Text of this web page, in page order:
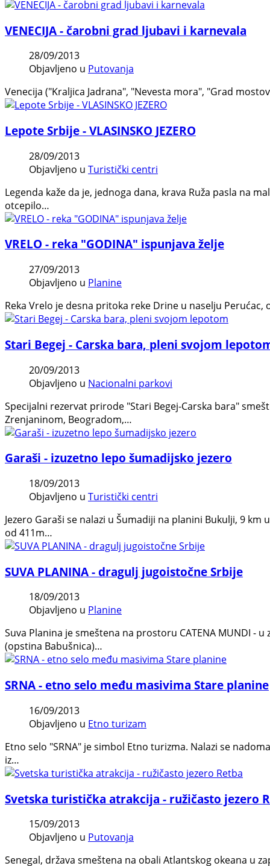
VENECIJA - čarobni grad ljubavi i karnevala
28/09/2013
Objavljeno u Putovanja
Venecija ("Kraljica Jadrana", "Nevesta mora", "Grad
Lepote Srbije - VLASINSKO JEZERO
28/09/2013
Objavljeno u Turistički centri
Legenda kaže da je, jednoga dana, krava Ruža pasla na
otcepilo…
VRELO - reka "GODINA" ispunjava želje
27/09/2013
Objavljeno u Planine
Reka Vrelo je desna pritoka reke Drine u naselju
Stari Begej - Carska bara, pleni svojom
20/09/2013
Objavljeno u Nacionalni parkovi
Specijalni rezervat prirode "Stari Begej-Carska bara"
Zrenjaninom, Beogradom,…
Garaši - izuzetno lepo šumadijsko jezero
18/09/2013
Objavljeno u Turistički centri
Jezero Garaši se nalazi u Šumadiji na planini Bukulji, 9
od 411m…
SUVA PLANINA - dragulj jugoistočne Srbije
18/09/2013
Objavljeno u Planine
Suva Planina je smeštena na prostoru CATENA MUNDI -
(opstina Babušnica)…
SRNA - etno selo među masivima Stare planine
16/09/2013
Objavljeno u Etno turizam
Etno selo "SRNA" je simbol Etno turizma. Nalazi se
iz…
Svetska turistička atrakcija - ružičasto jezero
15/09/2013
Objavljeno u Putovanja
Senegal, država smeštena na obali Atlantskog okeana u